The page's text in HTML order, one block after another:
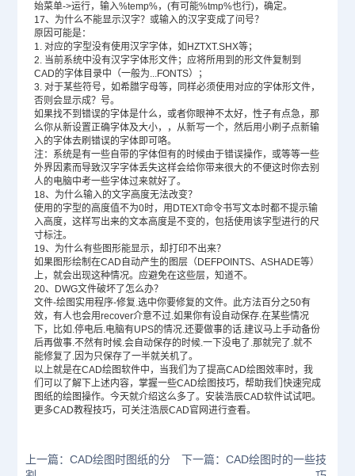
始菜单->运行，输入%temp%，(有可能%tmp%也行)，确定。
17、为什么不能显示汉字？或输入的汉字变成了问号？
原因可能是：
1. 对应的字型没有使用汉字字体，如HZTXT.SHX等；
2. 当前系统中没有汉字字体形文件；应将所用到的形文件复制到
CAD的字体目录中（一般为...FONTS）；
3. 对于某些符号，如希腊字母等，同样必须使用对应的字体形文件，
否则会显示成？号。
如果找不到错误的字体是什么，或者你眼神不太好，性子有点急，那
么你从新设置正确字体及大小，，从新写一个，然后用小刷子点新输
入的字体去刷错误的字体即可咯。
注：系统是有一些自带的字体但有的时候由于错误操作，或等等一些
外界因素而导致汉字字体丢失这样会给你带来很大的不便这时你去别
人的电脑中考一些字体过来就好了。
18、为什么输入的文字高度无法改变？
使用的字型的高度值不为0时，用DTEXT命令书写文本时都不提示输
入高度，这样写出来的文本高度是不变的，包括使用该字型进行的尺
寸标注。
19、为什么有些图形能显示，却打印不出来？
如果图形绘制在CAD自动产生的图层（DEFPOINTS、ASHADE等）
上，就会出现这种情况。应避免在这些层，知道不。
20、
DWG文件破坏了怎么办？
文件-绘图实用程序-修复.选中你要修复的文件。此方法百分之50有
效，有人也会用recover介意不过.如果你有设自动保存.在某些情况
下，比如.停电后.电脑有UPS的情况.还要做事的话.建议马上手动备份
后再做事.不然有时候.会自动保存的时候.一下没电了.那就完了.就不
能修复了.因为只保存了一半就关机了。
以上就是在CAD绘图软件中，当我们为了提高CAD绘图效率时，我
们可以了解下上述内容，掌握一些CAD绘图技巧，帮助我们快速完成
图纸的绘图操作。今天就介绍这么多了。安装浩辰CAD软件试试吧。
更多CAD教程技巧，可关注浩辰CAD官网进行查看。
上一篇：CAD绘图时图纸的分
下一篇：CAD绘图时的一些技